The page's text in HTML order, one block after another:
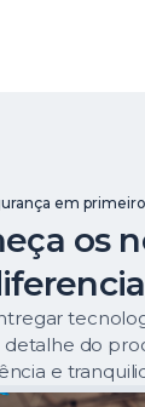
em
os
do
e